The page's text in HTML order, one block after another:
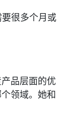
很多个月或
品层面的优
领域。她和